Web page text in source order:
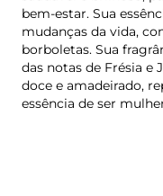
bem-estar. Sua
mudanças da vida,
borboletas. Sua
das notas de Frésia
doce e amadeirado,
essência de ser